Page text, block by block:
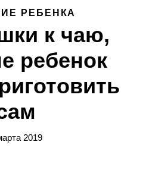
РЕБЕНКА
к чаю,
ребенок
2019